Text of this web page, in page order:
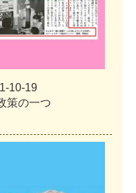
1-10-19
策の一つ